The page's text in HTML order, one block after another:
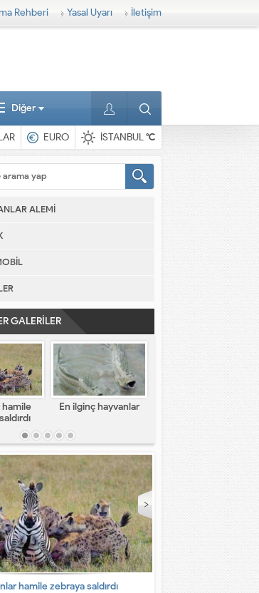
Rehberi Yasal Uyarı İletişim
Diğer
EURO İSTANBUL°C
ALEMI
GALERİLER
hamile
En ilginç hayvanlar
hamile zebraya saldırdı